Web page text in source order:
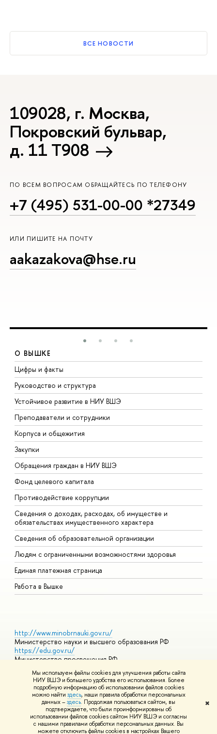
Мы используем файлы cookies для улучшения работы сайта
НИУ ВШЭ и большего удобства его использования. Более
подробную информацию об использовании файлов cookies
можно найти здесь, наши правила обработки персональных
данных –здесь. Продолжая пользоваться сайтом, вы
подтверждаете, что были проинформированы об
использовании файлов cookies сайтом НИУ ВШЭ и согласны
с нашими правилами обработки персональных данных. Вы
можете отключить файлы cookies в настройках Вашего
✖
ВСЕ НОВОСТИ
109028, г. Москва,
Покровский бульвар,
д. 11 T908
ПО ВСЕМ ВОПРОСАМ ОБРАЩАЙТЕСЬ ПО ТЕЛЕФОНУ
+7 (495) 531-00-00 *27349
ИЛИ ПИШИТЕ НА ПОЧТУ
aakazakova@hse.ru
О ВЫШКЕ
Цифры и факты
Руководство и структура
Устойчивое развитие в НИУ ВШЭ
Преподаватели и сотрудники
Корпуса и общежития
Закупки
Обращения граждан в НИУ ВШЭ
Фонд целевого капитала
Противодействие коррупции
Сведения о доходах, расходах, об имуществе и
обязательствах имущественного характера
Сведения об образовательной организации
Людям с ограниченными возможностями здоровья
Единая платежная страница
Работа в Вышке
http://www.minobrnauki.gov.ru/
Министерство науки и высшего образования РФ
https://edu.gov.ru/
Министерство просвещения РФ
Массовые открытые онлайн-курсы
© НИУ ВШЭ 1993–2026 Адреса и контактыУсловия
использования материалов Политика конфиденциальности
Шрифты HSE Sans и HSE Slab разработаны вШколе дизайна НИУ